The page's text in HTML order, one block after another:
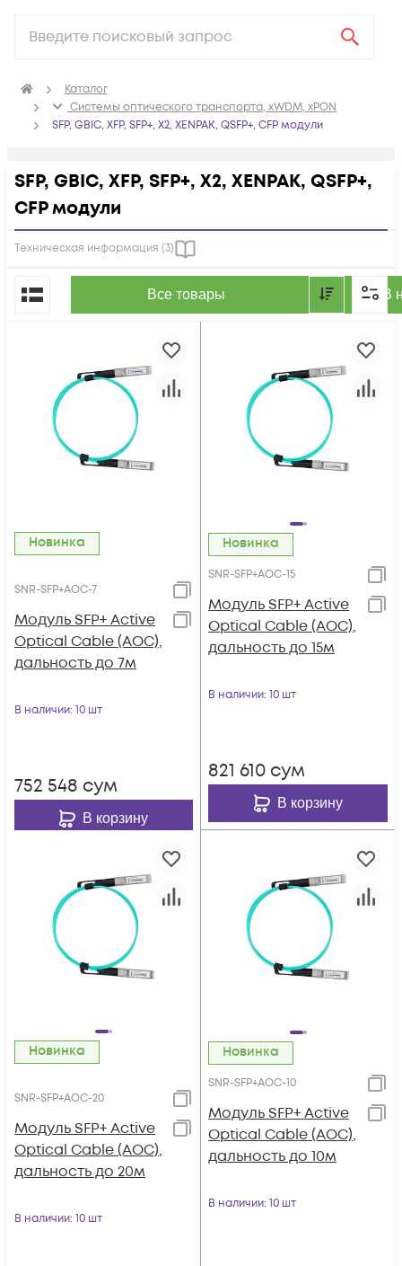
Каталог
Системы оптического транспорта, xWDM, xPON
SFP, GBIC, XFP, SFP+, X2, XENPAK, QSFP+, CFP модули
SFP, GBIC, XFP, SFP+, X2, XENPAK, QSFP+,
CFP модули
Техническая информация (3)
Все товары В
По популярности
Новинка
SNR-SFP+AOC-7
Модуль SFP+ Active
Optical Cable (AOC),
дальность до 7м
В наличии: 10 шт
752 548 сум
В корзину
Новинка
SNR-SFP+AOC-15
Модуль SFP+ Active
Optical Cable (AOC),
дальность до 15м
В наличии: 10 шт
821 610 сум
В корзину
Новинка
SNR-SFP+AOC-20
Модуль SFP+ Active
Optical Cable (AOC),
дальность до 20м
В наличии: 10 шт
Новинка
SNR-SFP+AOC-10
Модуль SFP+ Active
Optical Cable (AOC),
дальность до 10м
В наличии: 10 шт